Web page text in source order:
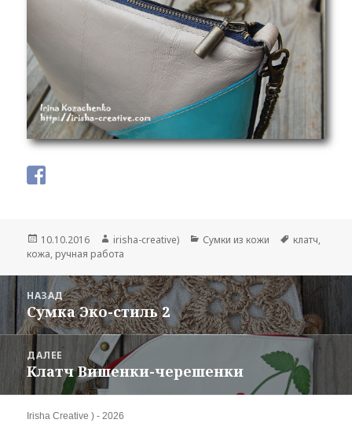
Опубликовано
10.10.2016 Автор
irisha-creative) Рубрики
Сумки из кожи Метки
клатч,
кожа, ручная работа
Навигация
записям
НАЗАД
Предыдущая
запись:
Сумка Эко-стиль 2
ДАЛЕЕ
Следующая
запись:
Клатч Вишенки-черешенки
Irisha Creative ) - 2026